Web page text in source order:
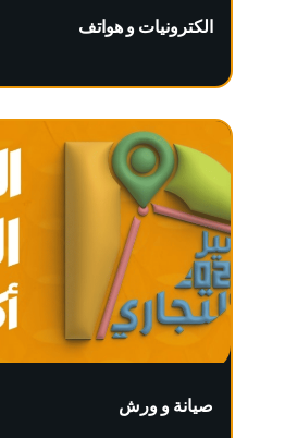
الكترونيات و هواتف
صيانة و ورش